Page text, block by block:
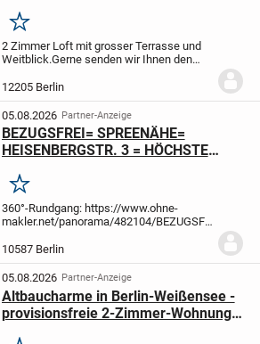
Merken
2 Zimmer Loft mit grosser Terrasse und
Weitblick.Gerne senden wir Ihnen den
zu.
12205 Berlin
05.08.2026 Partner-Anzeige
BEZUGSFREI= SPREENÄHE=
HEISENBERGSTR. 3 = HÖCHSTE
2022=BALKON = 2. OG = LIFT
Merken
360°-Rundgang: https://www.ohne-
makler.net/panorama/482104/BEZUGSFREI
SPREENÄHE //
EXTRAKLASSE!!Aufwendig gestaltet,
Endenergieklasse B, ECHTHOLZ-P...
10587 Berlin
05.08.2026 Partner-Anzeige
Altbaucharme in Berlin-Weißensee -
provisionsfreie 2-Zimmer-Wohnung